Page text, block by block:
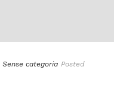
Sense categoria Posted